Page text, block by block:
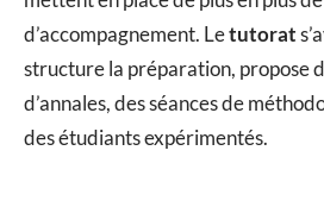
d’accompagnement. Letutorat
structure la préparation, propose
d’annales, des séances de
des étudiants expérimentés.